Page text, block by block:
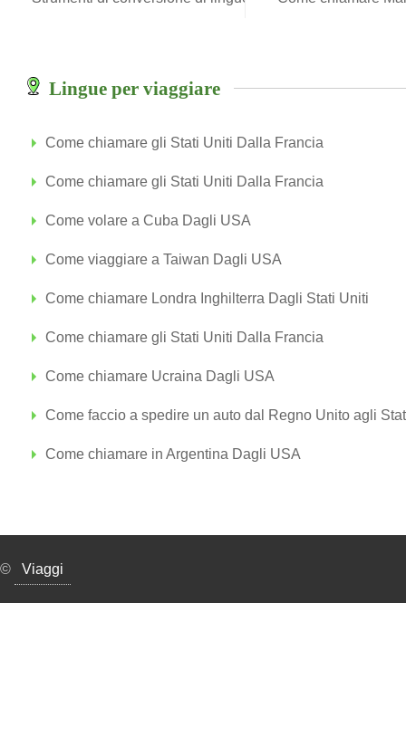
Lingue per viaggiare
Come chiamare gli Stati Uniti Dalla Francia
Come chiamare gli Stati Uniti Dalla Francia
Come volare a Cuba Dagli USA
Come viaggiare a Taiwan Dagli USA
Come chiamare Londra Inghilterra Dagli Stati Uniti
Come chiamare gli Stati Uniti Dalla Francia
Come chiamare Ucraina Dagli USA
Come faccio a spedire un auto dal Regno Unito agli
Come chiamare in Argentina Dagli USA
© Viaggi